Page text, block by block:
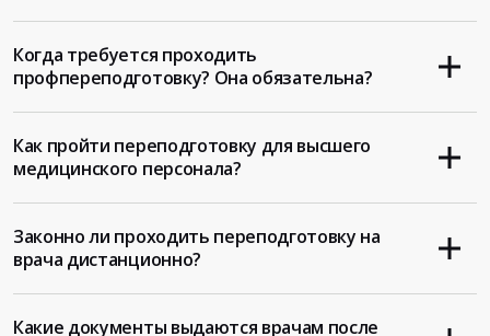
Когда требуется проходить
профпереподготовку? Она обязательна?
Как пройти переподготовку для высшего
медицинского персонала?
Законно ли проходить переподготовку на
врача дистанционно?
Какие документы выдаются врачам после